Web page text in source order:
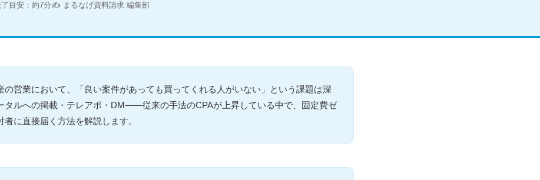
目安：約7分✍ まるなげ資料請求 編集部
の営業において、「良い案件があっても買ってくれる人がいない」という課題は深
タルへの掲載・テレアポ・DM——従来の手法のCPAが上昇している中で、固定費ゼ
者に直接届く方法を解説します。